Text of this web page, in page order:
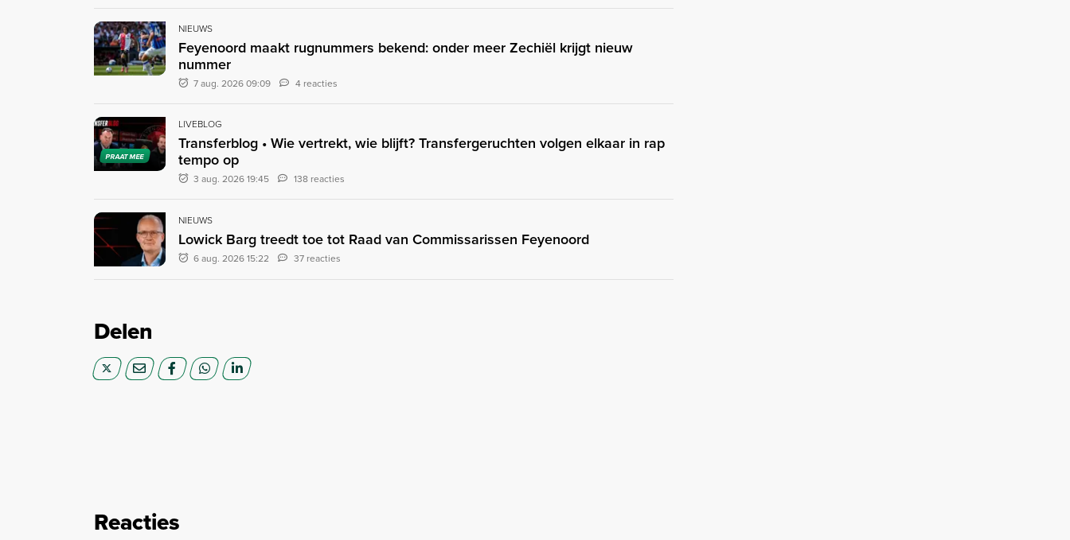
NIEUWS
Feyenoord maakt rugnummers bekend: onder meer Zechiël krijgt nieuw
nummer
7 aug. 2026 09:09 4 reacties
PRAAT MEE
LIVEBLOG
Transferblog • Wie vertrekt, wie blijft? Transfergeruchten volgen elkaar in rap
tempo op
3 aug. 2026 19:45 138 reacties
NIEUWS
Lowick Barg treedt toe tot Raad van Commissarissen Feyenoord
6 aug. 2026 15:22 37 reacties
Delen
Reacties